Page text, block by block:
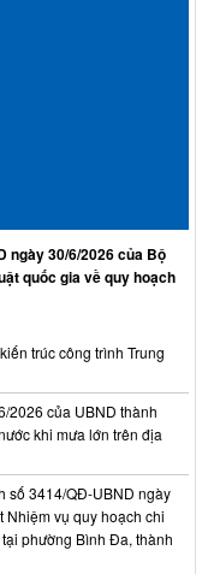
ngày 30/6/2026 của Bộ
quốc gia về quy hoạch
trúc công trình Trung
2026 của UBND thành
khi mưa lớn trên địa
số 3414/QĐ-UBND ngày
vụ quy hoạch chi
phường Bình Đa, thành